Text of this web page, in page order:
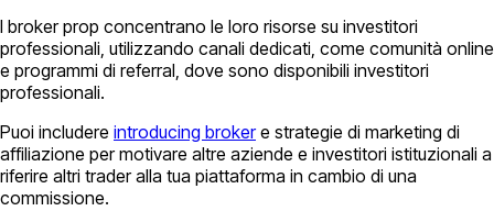
I broker prop concentrano le loro risorse su investitori
professionali, utilizzando canali dedicati, come comunità online
e programmi di referral, dove sono disponibili investitori
professionali.
Puoi includere introducing brokere strategie di marketing di
affiliazione per motivare altre aziende e investitori istituzionali a
riferire altri trader alla tua piattaforma in cambio di una
commissione.